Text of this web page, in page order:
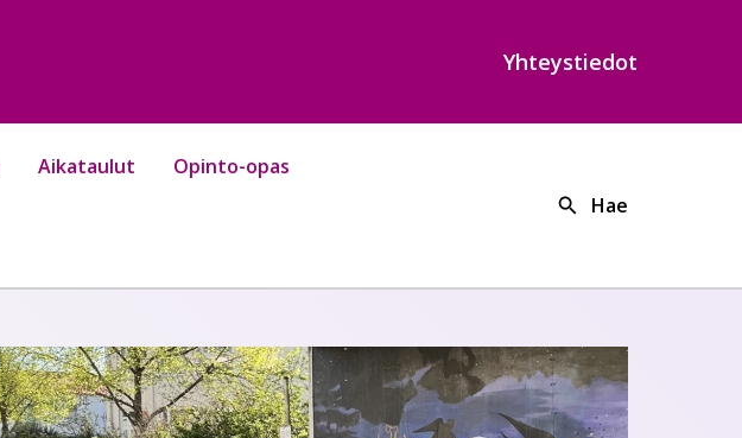
Yhteystiedot
Aikataulut Opinto-opas
Hae